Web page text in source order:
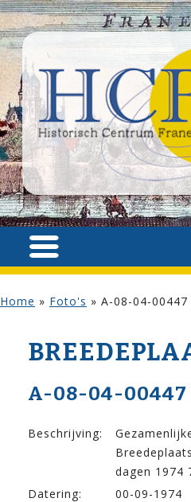
Home » Foto's » A-08-04-00447
A-08-04-00447
Beschrijving:
dagen 1974
Datering:
00-09-1974